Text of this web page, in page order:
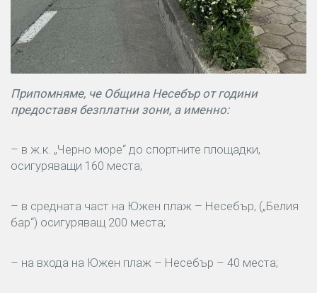
Припомняме, че Община Несебър от години
предоставя безплатни зони, а именно:
– в ж.к. „Черно море“ до спортните площадки,
осигуряващи 160 места;
– в средната част на Южен плаж – Несебър, („Белия
бар“) осигуряващ 200 места;
– на входа на Южен плаж – Несебър – 40 места;